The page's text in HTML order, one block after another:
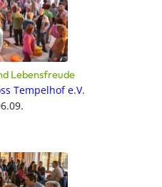
Lebensfreude
Tempelhof e.V.